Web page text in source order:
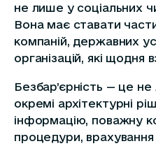
не лише у соціальних
Вона має ставати
компаній, державних
організацій, які щодня
Безбар’єрність — це
окремі архітектурні
інформацію, поважну
процедури, врахування